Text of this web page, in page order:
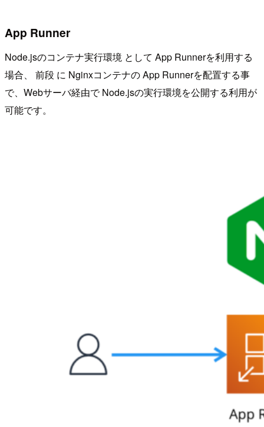
App Runner
Node.jsのコンテナ実行環境 として App Runnerを利用する
場合、 前段 に Nginxコンテナの App Runnerを配置する事
で、Webサーバ経由で Node.jsの実行環境を公開する利用が
可能です。